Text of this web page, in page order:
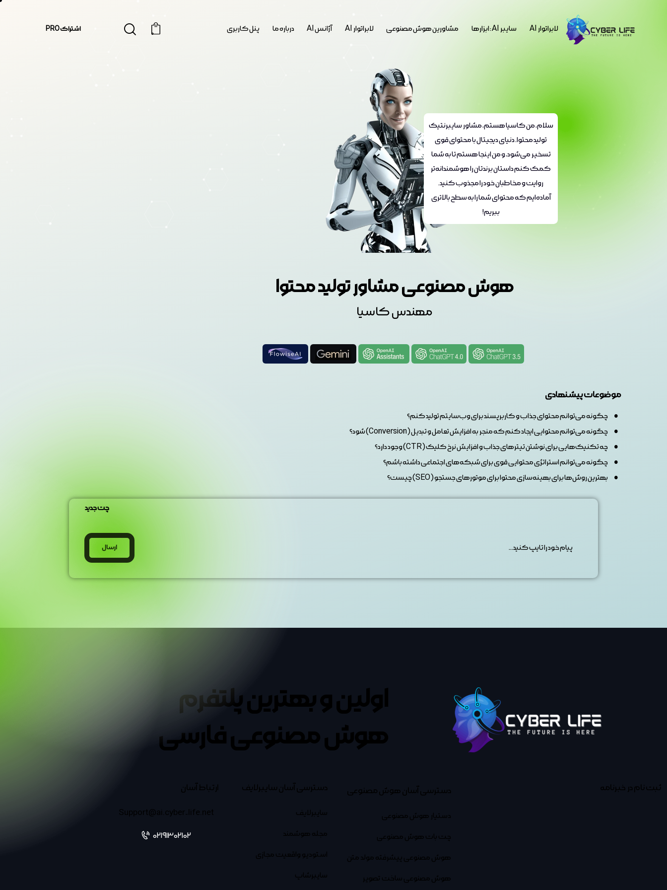
لابراتوار AI سایبر AI : ابزارها مشاورین هوش مصنوعی لابراتوار AI آژانس AI درباره ما پنل کاربری 0 اشتراک PRO
سلام، من کاسیا هستم، مشاور سایبرنتیک
تولید محتوا. دنیای دیجیتال با محتوای قوی
تسخیر می‌شود، و من اینجا هستم تا به شما
کمک کنم داستان برندتان را هوشمندانه‌تر
روایت و مخاطبان خود را مجذوب کنید.
آماده‌ایم که محتوای شما را به سطح بالاتری
ببریم!
هوش مصنوعی مشاور تولید محتوا
مهندس کاسیا
موضوعات پیشنهادی
چگونه می‌توانم محتوای جذاب و کاربرپسند برای وب‌سایتم تولید کنم؟
چگونه می‌توانم محتوایی ایجاد کنم که منجر به افزایش تعامل و تبدیل (Conversion) شود؟
چه تکنیک‌هایی برای نوشتن تیترهای جذاب و افزایش نرخ کلیک (CTR) وجود دارد؟
چگونه می‌توانم استراتژی محتوایی قوی برای شبکه‌های اجتماعی داشته باشم؟
بهترین روش‌ها برای بهینه‌سازی محتوا برای موتورهای جستجو (SEO) چیست؟
چت جدید
ارسال
اولین و بهترین پلتفرم
هوش مصنوعی فارسی
ثبت نام در خبرنامه دسترسی آسان هوش مصنوعی
دستیار هوش مصنوعی
چت بات هوش مصنوعی
هوش مصنوعی پیشرفته مولد متن
هوش مصنوعی ساخت تصویر
دسترسی آسان سایبرلایف
سایبرلایف
مجله هوشمند
استودیو واقعیت مجازی
سایبرشاپ
ارتباط آسان
Support@ai.cyber-life.net
02191302102